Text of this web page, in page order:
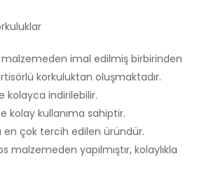
malzemeden imal edilmiş birbirinden
korkuluktan oluşmaktadır.
kolayca indirilebilir.
kolay kullanıma sahiptir.
en çok tercih edilen üründür.
malzemeden yapılmıştır, kolaylıkla